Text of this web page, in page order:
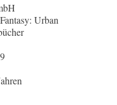
Urban